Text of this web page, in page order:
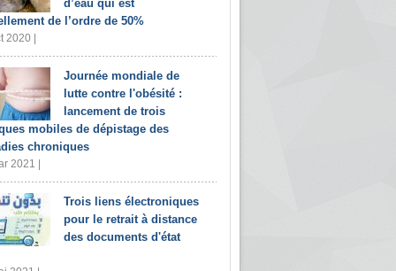
d’eau qui est
de l’ordre de 50%
2020 |
Journée mondiale de
lutte contre l'obésité :
lancement de trois
mobiles de dépistage des
chroniques
2021 |
Trois liens électroniques
pour le retrait à distance
des documents d'état